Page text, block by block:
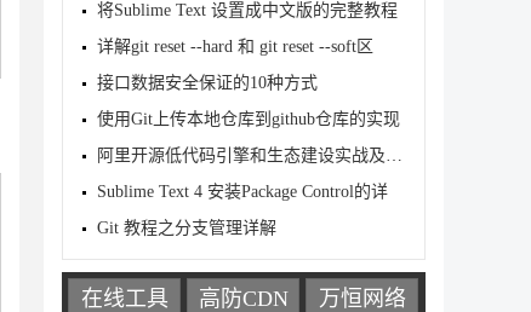
将Sublime Text 设置成中文版的完整教程
详解git reset --hard 和 git reset --soft区
接口数据安全保证的10种方式
使用Git上传本地仓库到github仓库的实现
阿里开源低代码引擎和生态建设实战及思考
Sublime Text 4 安装Package Control的详
Git 教程之分支管理详解
在线工具 高防CDN 万恒网络